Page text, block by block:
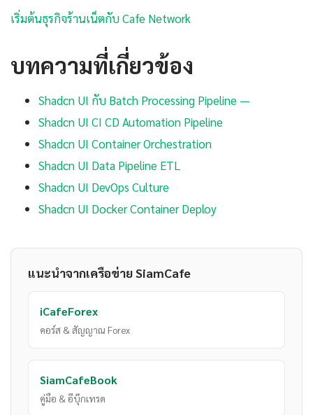
เริ่มต้นธุรกิจร้านเน็ตกับ Cafe Network
บทความที่เกี่ยวข้อง
Shadcn UI กับ Batch Processing Pipeline —
Shadcn UI CI CD Automation Pipeline
Shadcn UI Container Orchestration
Shadcn UI Data Pipeline ETL
Shadcn UI DevOps Culture
Shadcn UI Docker Container Deploy
แนะนำจากเครือข่าย SiamCafe
iCafeForex
คอร์ส & สัญญาณ Forex
SiamCafeBook
คู่มือ & อีบุ๊กเทรด